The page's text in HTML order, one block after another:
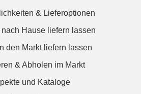
& Lieferoptionen
Hause liefern lassen
den Markt liefern lassen
& Abholen im Markt
und Kataloge